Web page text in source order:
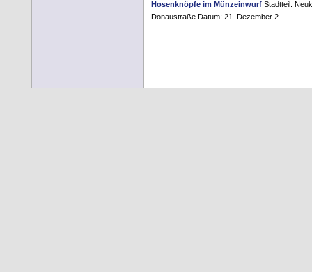
Hosenknöpfe im Münzeinwurf Stadtteil:
Donaustraße Datum: 21. Dezember 2...